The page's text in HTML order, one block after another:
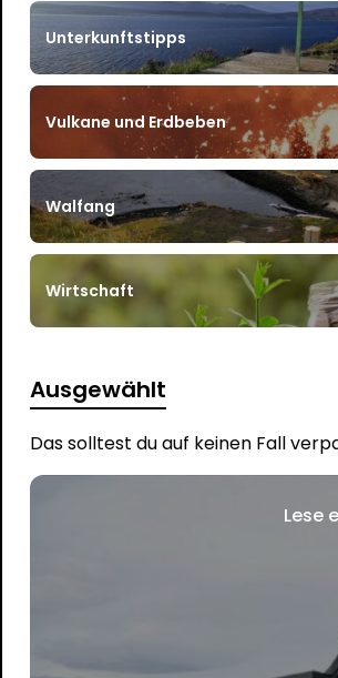
Unterkunftstipps
Vulkane und Erdbeben
Walfang
Wirtschaft
Ausgewählt
Das solltest du auf keinen Fall
Lese